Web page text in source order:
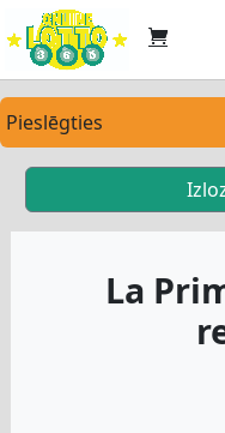
Pieslēgties
La